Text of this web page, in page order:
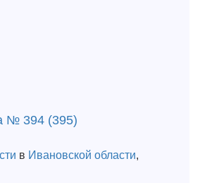
№ 394 (395)
в Ивановской области,